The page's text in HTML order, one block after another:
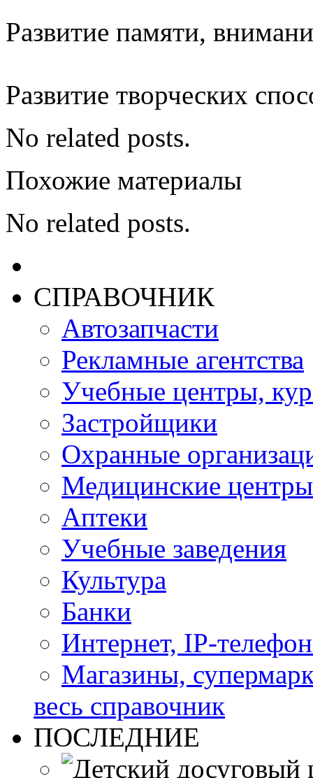
Развитие памяти,
Развитие творческих
No related posts.
Похожие материалы
No related posts.
СПРАВОЧНИК
Автозапчасти
Рекламные агентства
Учебные центры,
Застройщики
Охранные
Медицинские центры
Аптеки
Учебные заведения
Культура
Банки
Интернет, IP-
Магазины,
весь справочник
ПОСЛЕДНИЕ